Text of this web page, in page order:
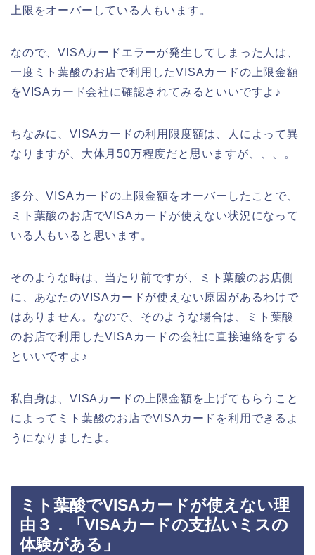
上限をオーバーしている人もいます。
なので、VISAカードエラーが発生してしまった人は、
一度ミト葉酸のお店で利用したVISAカードの上限金額
をVISAカード会社に確認されてみるといいですよ♪
ちなみに、VISAカードの利用限度額は、人によって異
なりますが、大体月50万程度だと思いますが、、、。
多分、VISAカードの上限金額をオーバーしたことで、
ミト葉酸のお店でVISAカードが使えない状況になって
いる人もいると思います。
そのような時は、当たり前ですが、ミト葉酸のお店側
に、あなたのVISAカードが使えない原因があるわけで
はありません。なので、そのような場合は、ミト葉酸
のお店で利用したVISAカードの会社に直接連絡をする
といいですよ♪
私自身は、VISAカードの上限金額を上げてもらうこと
によってミト葉酸のお店でVISAカードを利用できるよ
うになりましたよ。
ミト葉酸でVISAカードが使えない理
由３．「VISAカードの支払いミスの
体験がある」